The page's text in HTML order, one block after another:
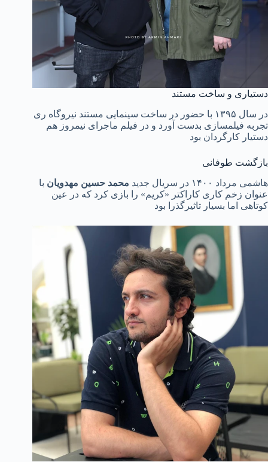
دستیاری و ساخت مستند
در سال ۱۳۹۵ با حضور در ساخت سینمایی مستند نیروگاه ری
تجربه فیلمسازی بدست آورد و در فیلم ماجرای نیمروز هم
دستیار کارگردان بود
بازگشت طوفانی
هاشمی مرداد ۱۴۰۰ در سریال جدید
محمد حسین مهدویان با
عنوان زخم کاری کاراکتر «کریم» را بازی کرد که در عین
کوتاهی اما بسیار تاثیرگذرا بود